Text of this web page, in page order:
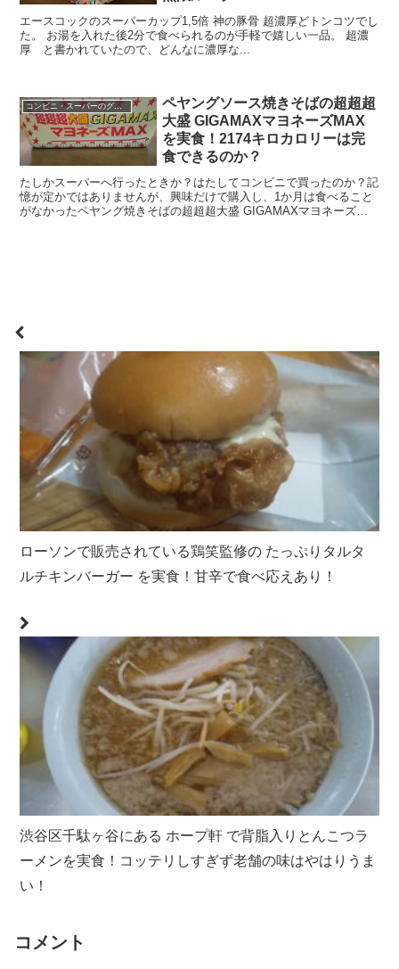
エースコックのスーパーカップ1,5倍 神の豚骨 超濃厚どトンコツでし
た。 お湯を入れた後2分で食べられるのが手軽で嬉しい一品。 超濃
厚 と書かれていたので、どんなに濃厚な...
コンビニ・スーパーのグルメ
ペヤングソース焼きそばの超超超
大盛 GIGAMAXマヨネーズMAX
を実食！2174キロカロリーは完
食できるのか？
たしかスーパーへ行ったときか？はたしてコンビニで買ったのか？記
憶が定かではありませんが、興味だけで購入し、1か月は食べること
がなかったペヤング焼きそばの超超超大盛 GIGAMAXマヨネーズ
ローソンで販売されている鶏笑監修の たっぷりタルタ
ルチキンバーガー を実食！甘辛で食べ応えあり！
渋谷区千駄ヶ谷にある ホープ軒 で背脂入りとんこつラ
ーメンを実食！コッテリしすぎず老舗の味はやはりうま
い！
コメント